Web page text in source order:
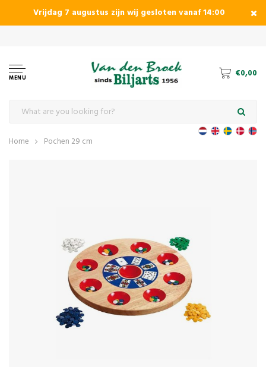
Vrijdag 7 augustus zijn wij gesloten vanaf 14:00
MENU €0,00
Home Pochen 29 cm